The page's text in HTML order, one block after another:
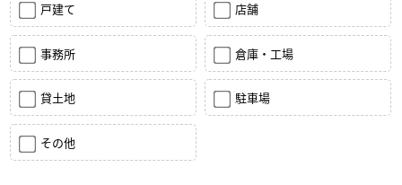
戸建て 店舗
事務所 倉庫・工場
貸土地 駐車場
その他